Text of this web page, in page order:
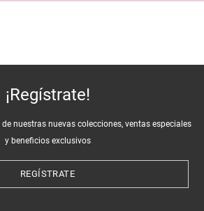
¡Regístrate!
nuestras nuevas colecciones, ventas especiales
y beneficios exclusivos
REGÍSTRATE